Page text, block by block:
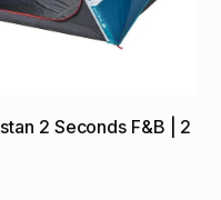
stan 2 Seconds F&B
2